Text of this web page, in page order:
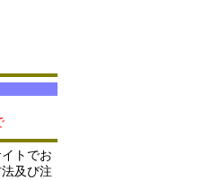
トでお
及び注